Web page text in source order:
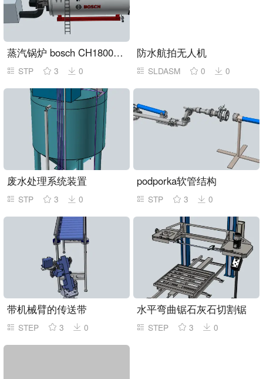
蒸汽锅炉 bosch CH18006 16000kgh
STP 3 0
防水航拍无人机
SLDASM 0 0
废水处理系统装置
STP 3 0
podporka软管结构
STP 3 0
带机械臂的传送带
STEP 3 0
水平弯曲锯石灰石切割锯
STEP 3 0